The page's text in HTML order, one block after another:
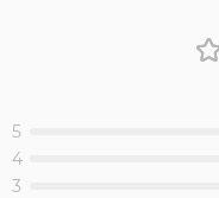
5
4
3